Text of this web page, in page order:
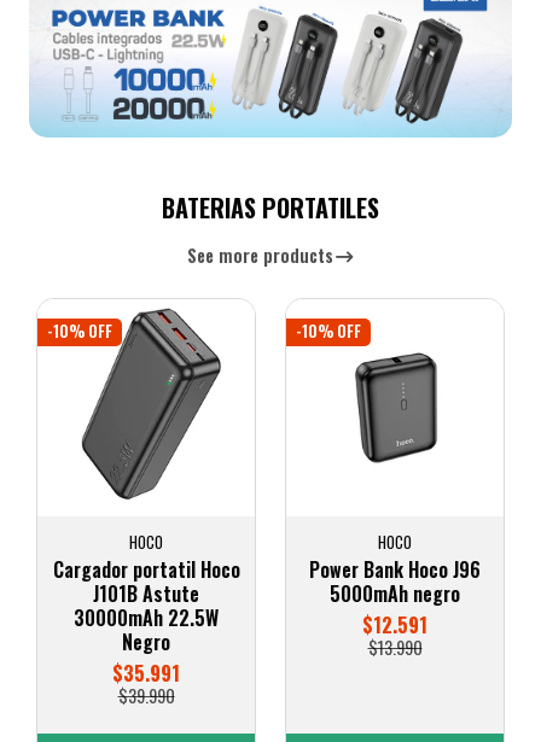
BATERIAS PORTATILES
See more products
-10% OFF
HOCO
Cargador portatil Hoco
J101B Astute
30000mAh 22.5W
Negro
$35.991
$39.990
-10% OFF
HOCO
Power Bank Hoco J96
5000mAh negro
$12.591
$13.990